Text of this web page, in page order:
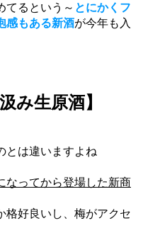
てるという～ とにかくフ
感もある新酒が今年も入
み生原酒】
とは違いますよね
なってから登場した新商
格好良いし、梅がアクセ